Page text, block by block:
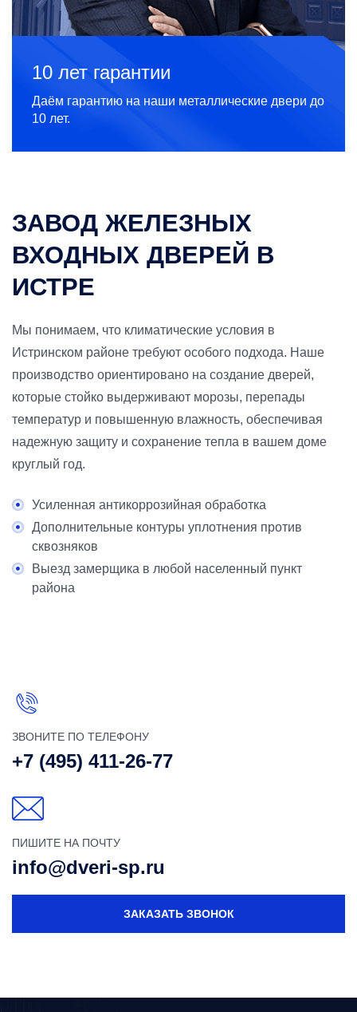
10 лет гарантии
Даём гарантию на наши металлические двери до
10 лет.
ЗАВОД ЖЕЛЕЗНЫХ
ВХОДНЫХ ДВЕРЕЙ В
ИСТРЕ
Мы понимаем, что климатические условия в
Истринском районе требуют особого подхода. Наше
производство ориентировано на создание дверей,
которые стойко выдерживают морозы, перепады
температур и повышенную влажность, обеспечивая
надежную защиту и сохранение тепла в вашем доме
круглый год.
Усиленная антикоррозийная обработка
Дополнительные контуры уплотнения против
сквозняков
Выезд замерщика в любой населенный пункт
района
ЗВОНИТЕ ПО ТЕЛЕФОНУ
+7 (495) 411-26-77
ПИШИТЕ НА ПОЧТУ
info@dveri-sp.ru
ЗАКАЗАТЬ ЗВОНОК